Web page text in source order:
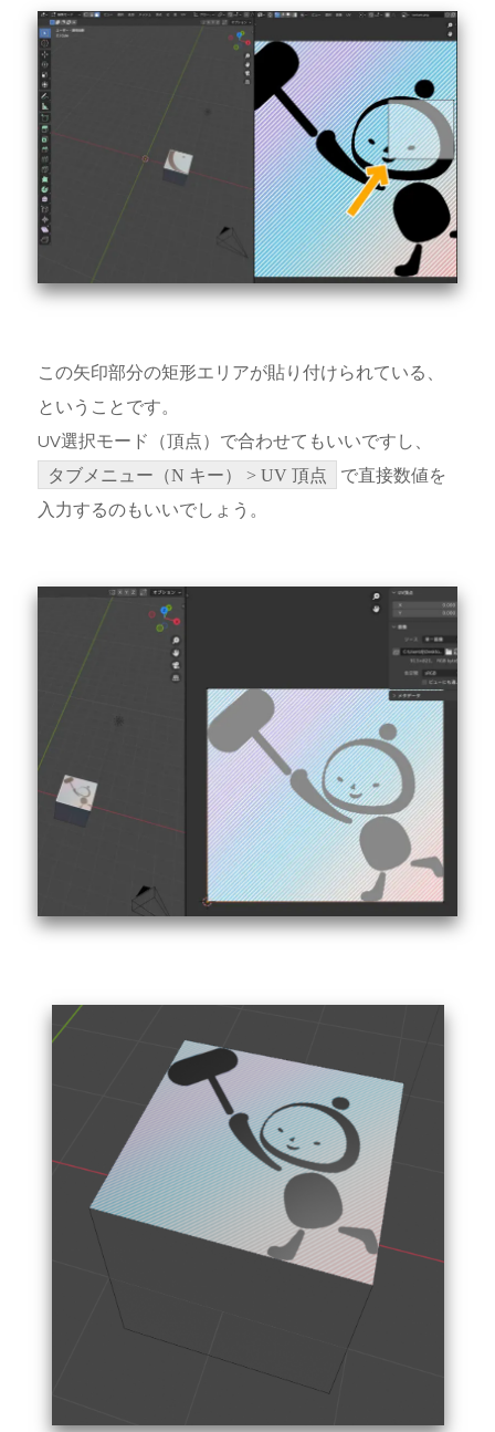
この矢印部分の矩形エリアが貼り付けられている、
ということです。
UV選択モード（頂点）で合わせてもいいですし、
タブメニュー（N キー） > UV 頂点
で直接数値を
入力するのもいいでしょう。